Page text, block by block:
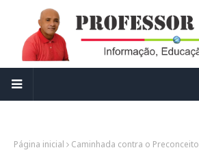
Página inicial Caminhada contra o Preconceito